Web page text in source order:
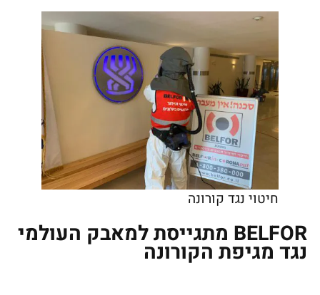
חיטוי נגד קורונה
BELFOR מתגייסת למאבק העולמי
נגד מגיפת הקורונה